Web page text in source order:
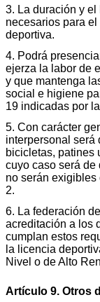
3. La duración y
necesarios para
deportiva.
4. Podrá
ejerza la labor de
y que mantenga
social e higiene
19 indicadas por
5. Con carácter
interpersonal será
bicicletas, patines
cuyo caso será
no serán
2.
6. La federación
acreditación a los
cumplan estos
la licencia
Nivel o de Alto
Artículo 9. Otros